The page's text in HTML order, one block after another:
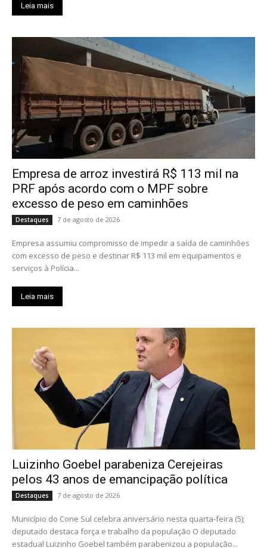
Leia mais
Empresa de arroz investirá R$ 113 mil na
PRF após acordo com o MPF sobre
excesso de peso em caminhões
Destaques 7 de agosto de 2026
Empresa assumiu compromisso de impedir a saída de caminhões
com excesso de peso e destinar R$ 113 mil em equipamentos e
serviços à Polícia...
Leia mais
Luizinho Goebel parabeniza Cerejeiras
pelos 43 anos de emancipação política
Destaques 7 de agosto de 2026
Município do Cone Sul celebra aniversário nesta quarta-feira (5);
deputado destaca força e trabalho da população O deputado
estadual Luizinho Goebel também parabenizou a população...